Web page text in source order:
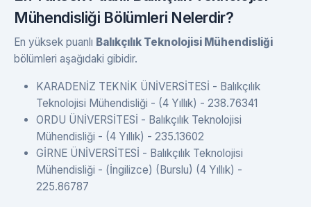
Mühendisliği Bölümleri Nelerdir?
En yüksek puanlı Balıkçılık Teknolojisi Mühendisliği
bölümleri aşağıdaki gibidir.
KARADENİZ TEKNİK ÜNİVERSİTESİ - Balıkçılık
Teknolojisi Mühendisliği - (4 Yıllık) - 238.76341
ORDU ÜNİVERSİTESİ - Balıkçılık Teknolojisi
Mühendisliği - (4 Yıllık) - 235.13602
GİRNE ÜNİVERSİTESİ - Balıkçılık Teknolojisi
Mühendisliği - (İngilizce) (Burslu) (4 Yıllık) -
225.86787